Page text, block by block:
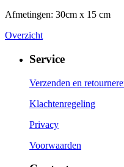
Afmetingen: 30cm x 15 cm
Overzicht
Service
Verzenden en
Klachtenregeling
Privacy
Voorwaarden